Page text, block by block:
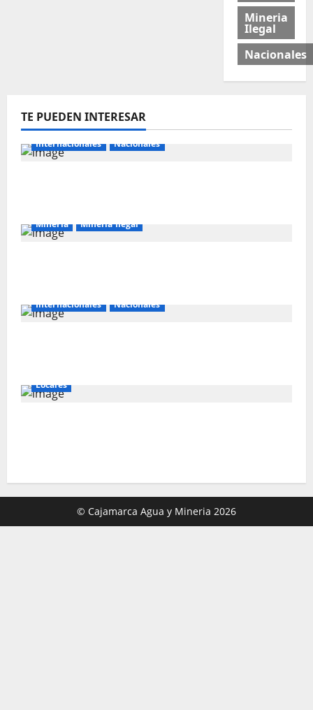
Mineria
Ilegal
Nacionales
TE PUEDEN INTERESAR
Internacionales Nacionales
Mineria Mineria Ilegal
Internacionales Nacionales
Locales